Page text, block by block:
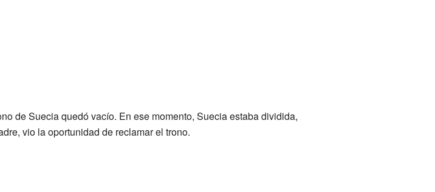
de Suecia quedó vacío. En ese momento, Suecia estaba dividida,
vio la oportunidad de reclamar el trono.